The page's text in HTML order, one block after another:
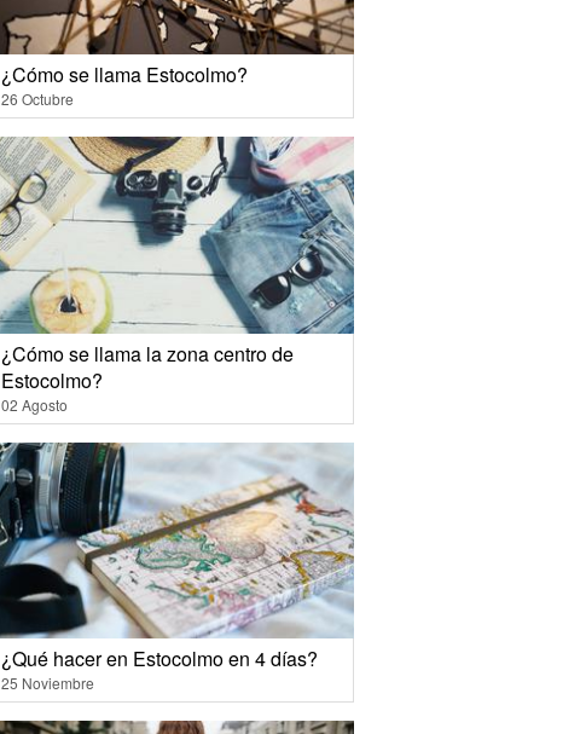
¿Cómo se llama Estocolmo?
26 Octubre
¿Cómo se llama la zona centro de
Estocolmo?
02 Agosto
¿Qué hacer en Estocolmo en 4 días?
25 Noviembre